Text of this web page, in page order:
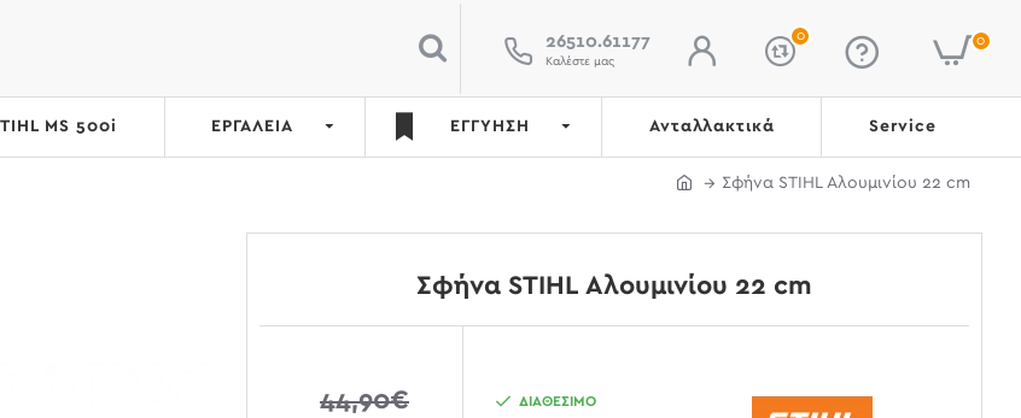
26510.61177
Καλέστε μας
0 0
MS 500i ΕΡΓΑΛΕΙΑ ΕΓΓΥΗΣΗ Ανταλλακτικά Service
Σφήνα STIHL Αλουμινίου 22 cm
Σφήνα STIHL Αλουμινίου 22 cm
44,90€
ΔΙΑΘΕΣΙΜΟ